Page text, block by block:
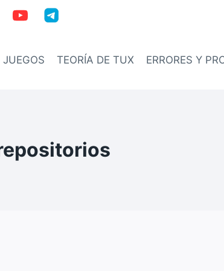
JUEGOS TEORÍA DE TUX ERRORES Y